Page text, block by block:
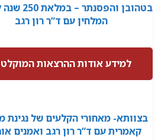
בטהובן
המלחין עם ד“ר רון רגב
למידע אודות ההרצאות
בצוותא- מאחורי הקלעים של נגינת
קאמרית עם ד“ר רון רגב ואמנים